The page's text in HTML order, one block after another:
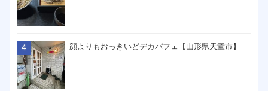
顔よりもおっきいどデカパフェ【山形県天童市】